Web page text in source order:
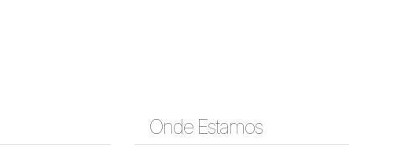
Onde Estamos